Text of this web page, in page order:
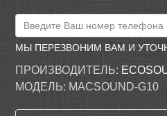
МЫ ПЕРЕЗВОНИМ ВАМ И
ПРОИЗВОДИТЕЛЬ:
МОДЕЛЬ: MACSOUND-G10